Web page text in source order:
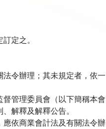
定之。
令辦理；其未規定者，依一
管理委員會（以下簡稱本會
解釋及解釋公告。
依商業會計法及有關法令辦